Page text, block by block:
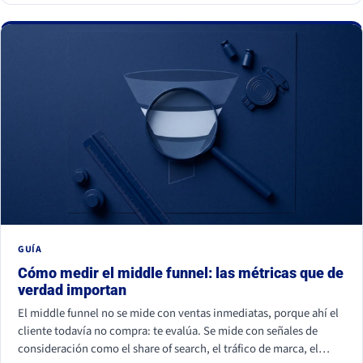
GUÍA
Cómo medir el middle funnel: las métricas que de
verdad importan
El middle funnel no se mide con ventas inmediatas, porque ahí el
cliente todavía no compra: te evalúa. Se mide con señales de
consideración como el share of search, el tráfico de marca, el